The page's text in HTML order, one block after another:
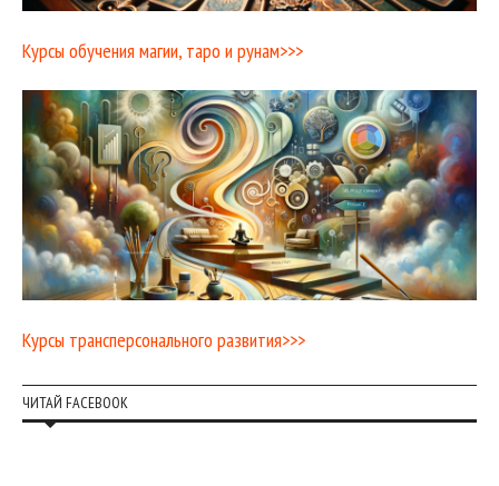
Курсы обучения магии, таро и рунам>>>
Курсы трансперсонального развития>>>
ЧИТАЙ FACEBOOK